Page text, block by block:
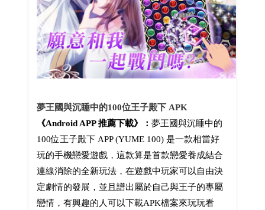
夢王國與沉睡中的100位王子殿下 APK
《Android APP 推薦下載》： 夢王國與沉睡中的
100位王子殿下 APP (YUME 100) 是一款相當好
玩的手機戀愛遊戲，這款算是首款戀愛養成結合
連線消除的全新玩法，在遊戲中玩家可以自由決
定劇情的發展，並且譜出屬於自己與王子的專屬
戀情，有興趣的人可以下載APK檔案來玩玩看